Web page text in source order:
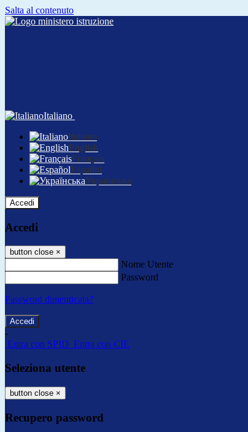
Salta al contenuto
Italiano
Italiano
English
Français
Español
Українська
Accedi
Accedi
button close ×
Nome Utente
Password
Password dimenticata?
-
Entra con SPID Entra con CIE
Seleziona utente
button close ×
Recupero password